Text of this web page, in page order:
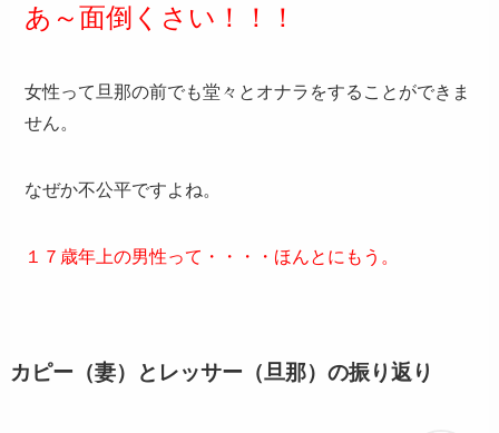
あ～面倒くさい！！！
女性って旦那の前でも堂々とオナラをすることができま
せん。
なぜか不公平ですよね。
１７歳年上の男性って・・・・ほんとにもう。
カピー（妻）とレッサー（旦那）の振り返り